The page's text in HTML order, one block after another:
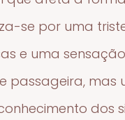
se por uma
e uma
passageira,